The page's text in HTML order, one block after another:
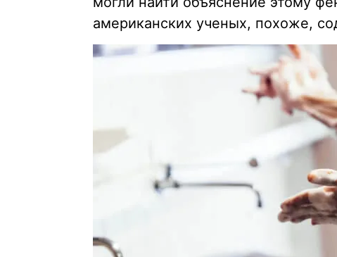
американских ученых, похоже,